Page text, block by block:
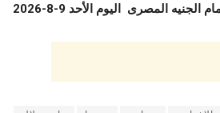
المصرى اليوم الأحد 9-8-2026